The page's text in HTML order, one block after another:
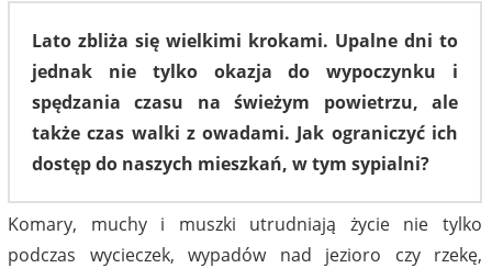
Lato zbliża się wielkimi krokami. Upalne dni to
jednak nie tylko okazja do wypoczynku i
spędzania czasu na świeżym powietrzu, ale
także czas walki z owadami. Jak ograniczyć ich
dostęp do naszych mieszkań, w tym sypialni?
Komary, muchy i muszki utrudniają życie nie tylko
podczas wycieczek, wypadów nad jezioro czy rzekę,